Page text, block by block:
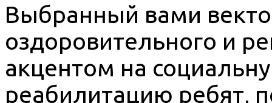
Выбранный вами
оздоровительного и
акцентом на
реабилитацию ребят,